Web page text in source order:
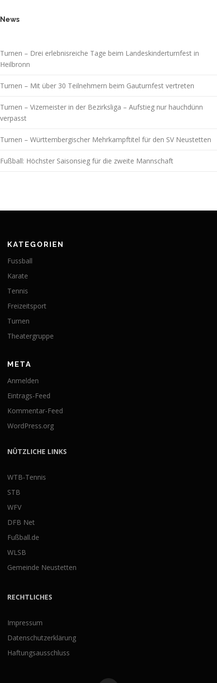
News
Turnen – Drei erlebnisreiche Tage beim Landeskinderturnfest in
Heilbronn
Turnen – Mit über 30 Teilnehmern beim Gauturnfest vertreten
Turnen – Vizemeister in der Bezirksliga – Aufstieg nur hauchdünn
verpasst
Turnen – Württembergischer Mehrkampftitel für den SV Neustetten
Fußball: Höchster Saisonsieg für die zweite Mannschaft
KATEGORIEN
Fussball
Karate
Tennis
Freizeitsport
Turnen
Theatergruppe
META
Anmelden
Eintrags-Feed
Kommentar-Feed
WordPress.org
NÜTZLICHE LINKS
WTB-Tennis
STB
WFV
DFB Net
Fußball.de
WLSB
Gemeinde Neustetten
RECHTLICHES
Impressum
Datenschutzerklärung
Haftungsausschluss